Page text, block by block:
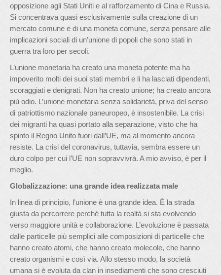
opposizione agli Stati Uniti e al rafforzamento di Cina e Russia.
Si concentrava quasi esclusivamente sulla creazione di un
mercato comune e di una moneta comune, senza pensare alle
implicazioni sociali di un’unione di popoli che sono stati in
guerra tra loro per secoli.
L’unione monetaria ha creato una moneta potente ma ha
impoverito molti dei suoi stati membri e li ha lasciati dipendenti,
scoraggiati e denigrati. Non ha creato unione; ha creato ancora
più odio. L’unione monetaria senza solidarietà, priva del senso
di patriottismo nazionale paneuropeo, è insostenibile. La crisi
dei migranti ha quasi portato alla separazione, visto che ha
spinto il Regno Unito fuori dall’UE, ma al momento ancora
resiste. La crisi del coronavirus, tuttavia, sembra essere un
duro colpo per cui l’UE non sopravvivrà. A mio avviso, è per il
meglio.
Globalizzazione: una grande idea realizzata male
In linea di principio, l’unione è una grande idea. È la strada
giusta da percorrere perché tutta la realtà si sta evolvendo
verso maggiore unità e collaborazione. L’evoluzione è passata
dalle particelle più semplici alle composizioni di particelle che
hanno creato atomi, che hanno creato molecole, che hanno
creato organismi e così via. Allo stesso modo, la società
umana si è evoluta da clan in insediamenti che sono cresciuti